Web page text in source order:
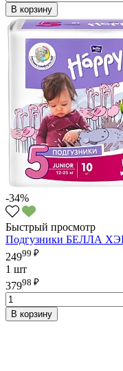
В корзину
-34%
Быстрый просмотр
Подгузники БЕЛЛА
24999 ₽
1 шт
37998 ₽
В корзину